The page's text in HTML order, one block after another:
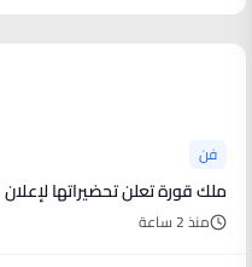
فن
ملك قورة تعلن تحضيراتها
منذ 2 ساعة